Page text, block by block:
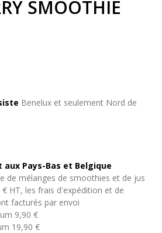
SMOOTHIE
Benelux et seulement Nord de
Pays-Bas et Belgique
de mélanges de smoothies et de jus
HT, les frais d'expédition et de
facturés par envoi
9,90 €
19,90 €